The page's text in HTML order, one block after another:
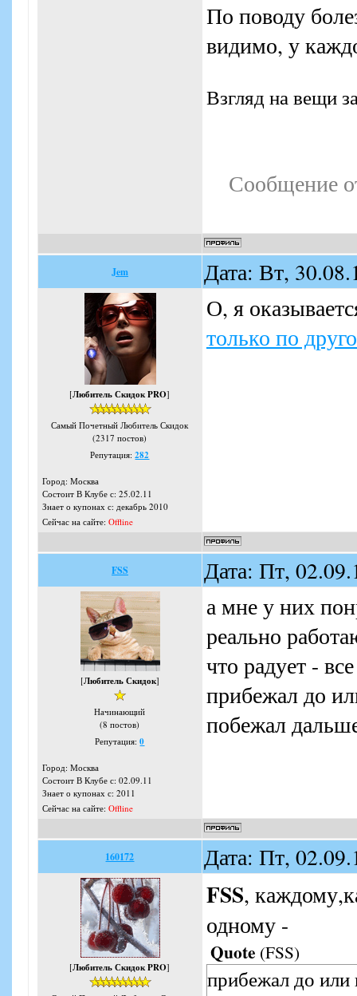
По поводу
видимо, у
Взгляд на вещи
Сообщение
Jem Дата: Вт,
[Любитель Скидок PRO]
Самый Почетный Любитель Скидок
(2317 постов)
Репутация:282
Город: Москва
Состоит В Клубе с: 25.02.11
Знает о купонах с: декабрь 2010
Сейчас на сайте: Offline
О, я
только по
FSS Дата: Пт,
[Любитель Скидок]
Начинающий
(8 постов)
Репутация:0
Город: Москва
Состоит В Клубе с: 02.09.11
Знает о купонах с: 2011
Сейчас на сайте: Offline
а мне у них
реально
что радует -
прибежал до
побежал
160172 Дата: Пт,
[Любитель Скидок PRO]
FSS,
одному -
Quote (FSS)
прибежал до